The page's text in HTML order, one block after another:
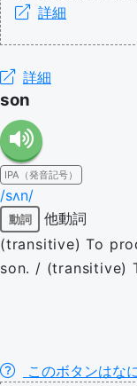
詳細
詳細
son
IPA（発音記号）
/sʌn/
動詞
他動詞
(transitive) To
son. / (transitive)
このボタンはな